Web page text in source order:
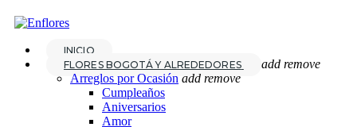
INICIO
FLORES BOGOTÁ Y ALREDEDORES
add remove
Arreglos por Ocasión add remove
Cumpleaños
Aniversarios
Amor